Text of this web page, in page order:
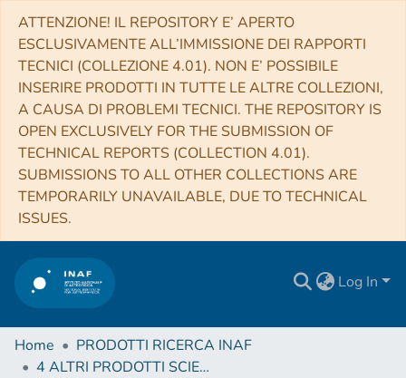
ATTENZIONE! IL REPOSITORY E’ APERTO
ESCLUSIVAMENTE ALL’IMMISSIONE DEI RAPPORTI
TECNICI (COLLEZIONE 4.01). NON E’ POSSIBILE
INSERIRE PRODOTTI IN TUTTE LE ALTRE COLLEZIONI,
A CAUSA DI PROBLEMI TECNICI. THE REPOSITORY IS
OPEN EXCLUSIVELY FOR THE SUBMISSION OF
TECHNICAL REPORTS (COLLECTION 4.01).
SUBMISSIONS TO ALL OTHER COLLECTIONS ARE
TEMPORARILY UNAVAILABLE, DUE TO TECHNICAL
ISSUES.
Log In
Home
PRODOTTI RICERCA INAF
4 ALTRI PRODOTTI SCIENTIFICI (Other scientific products)